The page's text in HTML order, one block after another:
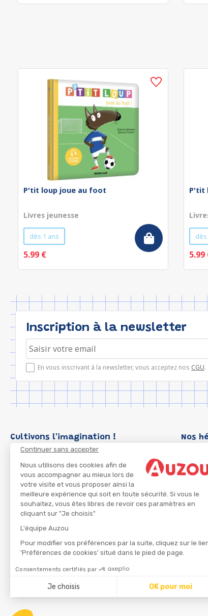
Continuer sans accepter
Nous utilisons des cookies afin de
vous accompagner au mieux lors de
votre visite et vous proposer ainsi la
meilleure expérience qui soit en toute sécurité. Si vous le
souhaitez, vous êtes libres de revoir ces paramètres en
cliquant sur "Je choisis"
L'équipe Auzou
Pour modifier vos préférences par la suite, cliquez sur le
'Préférences de cookies' situé dans le pied de page.
Consentements certifiés par
Je choisis OK pour moi
P'tit loup joue au foot
Livres jeunesse
dès 1 ans
5.99 €
P'tit
dès
5.99
Inscription à la newsletter
En vous inscrivant à la newsletter, vous acceptez nos CGU.
Cultivons l'imagination ! Nos
P'tit
Les
Les
Migali
Petite
Ma